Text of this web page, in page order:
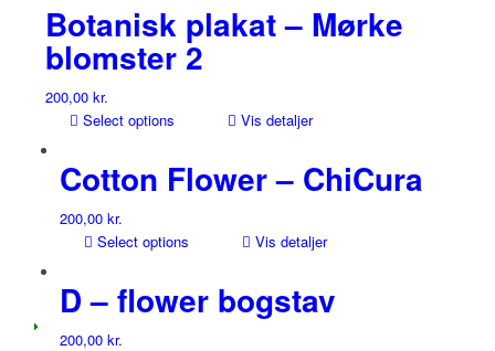
Botanisk plakat – Mørke
blomster 2
200,00 kr.
Select options
Vis detaljer
Cotton Flower – ChiCura
200,00 kr.
Select options
Vis detaljer
D – flower bogstav
200,00 kr.